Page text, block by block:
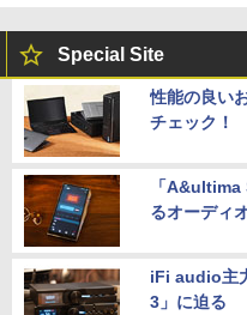
Special Site
性能の良い
チェック！
「
るオーディ
iFi audio主
3」に迫る